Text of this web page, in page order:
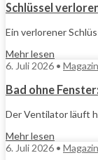
Schlüssel
Ein verlorener
Mehr lesen
6. Juli 2026 • Magazin
Bad ohne
Der Ventilator läuft
Mehr lesen
6. Juli 2026 • Magazin